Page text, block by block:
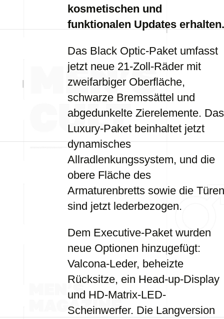
kosmetischen und
funktionalen Updates erhalten.
Das Black Optic-Paket umfasst
jetzt neue 21-Zoll-Räder mit
zweifarbiger Oberfläche,
schwarze Bremssättel und
abgedunkelte Zierelemente. Das
Luxury-Paket beinhaltet jetzt
dynamisches
Allradlenkungssystem, und die
obere Fläche des
Armaturenbretts sowie die Türen
sind jetzt lederbezogen.
Dem Executive-Paket wurden
neue Optionen hinzugefügt:
Valcona-Leder, beheizte
Rücksitze, ein Head-up-Display
und HD-Matrix-LED-
Scheinwerfer. Die Langversion